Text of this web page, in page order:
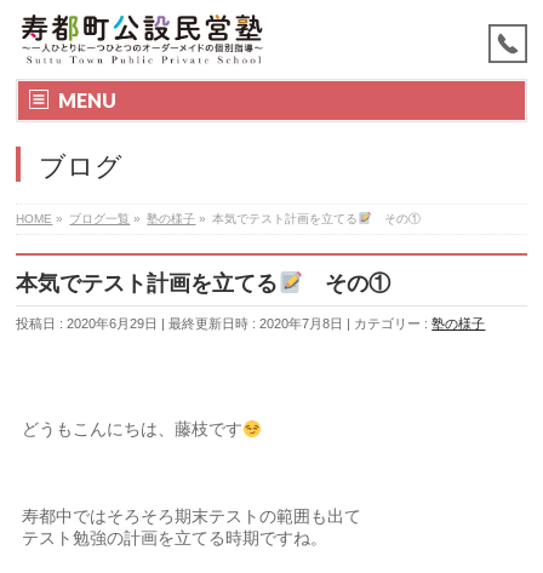
MENU
ブログ
HOME » ブログ一覧 » 塾の様子 » 本気でテスト計画を立てる その①
本気でテスト計画を立てる その①
投稿日 : 2020年6月29日 最終更新日時 : 2020年7月8日 カテゴリー :塾の様子
どうもこんにちは、藤枝です
寿都中ではそろそろ期末テストの範囲も出て
テスト勉強の計画を立てる時期ですね。